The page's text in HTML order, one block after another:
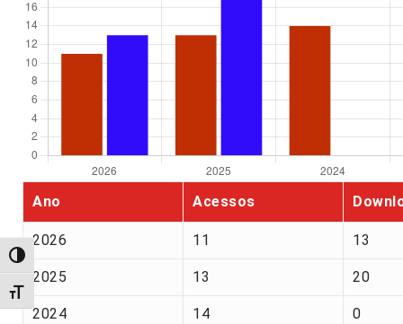
Alternar alto contraste
Alternar tamanho da fonte
Ano Acessos
2026 11 13
2025 13 20
2024 14 0